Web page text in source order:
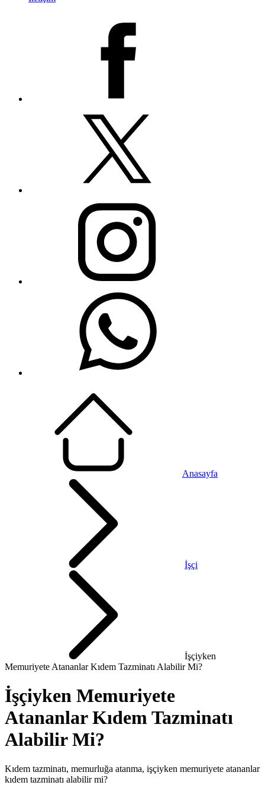
Anasayfa
İşçi
İşçiyken
Memuriyete Atananlar Kıdem Tazminatı Alabilir Mi?
İşçiyken Memuriyete
Atananlar Kıdem Tazminatı
Alabilir Mi?
Kıdem tazminatı, memurluğa atanma, işçiyken memuriyete atananlar
kıdem tazminatı alabilir mi?